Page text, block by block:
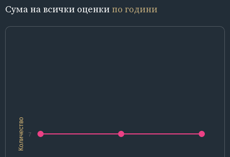
Сума на всички оценки по години
Количество 7